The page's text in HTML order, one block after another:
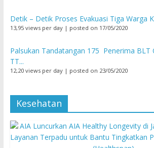
Detik – Detik Proses Evakuasi Tiga Warga
13,95 views per day| posted on 17/05/2020
Palsukan Tandatangan 175 Penerima BLT
TT...
12,20 views per day| posted on 23/05/2020
Kesehatan